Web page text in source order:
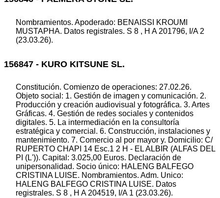
Nombramientos. Apoderado: BENAISSI KROUMI
MUSTAPHA. Datos registrales. S 8 , H A 201796, I/A 2
(23.03.26).
156847 - KURO KITSUNE SL.
Constitución. Comienzo de operaciones: 27.02.26.
Objeto social: 1. Gestión de imagen y comunicación. 2.
Producción y creación audiovisual y fotográfica. 3. Artes
Gráficas. 4. Gestión de redes sociales y contenidos
digitales. 5. La intermediación en la consultoría
estratégica y comercial. 6. Construcción, instalaciones y
mantenimiento. 7. Comercio al por mayor y. Domicilio: C/
RUPERTO CHAPI 14 Esc.1 2 H - EL ALBIR (ALFAS DEL
PI (L')). Capital: 3.025,00 Euros. Declaración de
unipersonalidad. Socio único: HALENG BALFEGO
CRISTINA LUISE. Nombramientos. Adm. Unico:
HALENG BALFEGO CRISTINA LUISE. Datos
registrales. S 8 , H A 204519, I/A 1 (23.03.26).